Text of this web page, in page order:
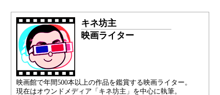
キネ坊主
映画ライター
映画館で年間500本以上の作品を鑑賞する映画ライター。
現在はオウンドメディア「キネ坊主」を中心に執筆。